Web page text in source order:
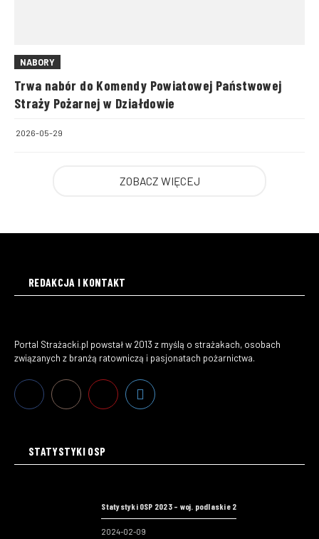
NABORY
Trwa nabór do Komendy Powiatowej Państwowej
Straży Pożarnej w Działdowie
2026-05-29
ZOBACZ WIĘCEJ
REDAKCJA I KONTAKT
Portal Strażacki.pl powstał w 2013 z myślą o strażakach, osobach
związanych z branżą ratowniczą i pasjonatach pożarnictwa.
STATYSTYKI OSP
Statystyki OSP 2023 – woj. podlaskie 2
2024-02-09